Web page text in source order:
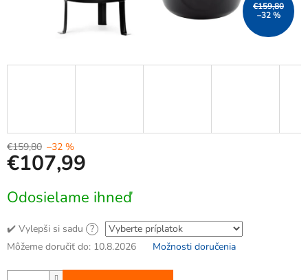
€159,80
–32 %
€159,80 –32 %
€107,99
cena:
Odosielame ihneď
✔️ Vylepši si sadu ?
Môžeme doručiť do: 10.8.2026 Možnosti doručenia